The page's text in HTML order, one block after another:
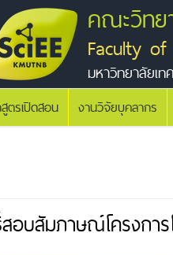
คณะวิทย
Faculty
มหาวิทยาลัยเท
ตรเปิดสอน งานวิจัยบุคลากร
อบสัมภาษณ์โครงก